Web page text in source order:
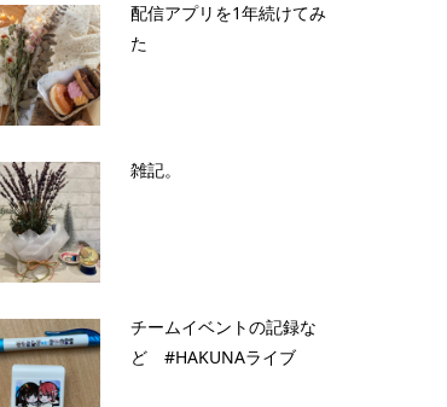
配信アプリを1年続けてみ
た
雑記。
チームイベントの記録な
ど #HAKUNAライブ